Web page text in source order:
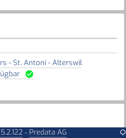
- St. Antoni - Alterswil
- Predata AG